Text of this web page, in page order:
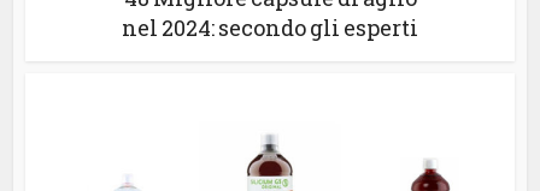
nel 2024: secondo gli esperti